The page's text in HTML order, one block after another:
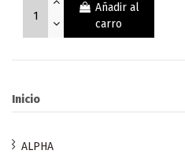
Añadir al
carro
Inicio
ALPHA